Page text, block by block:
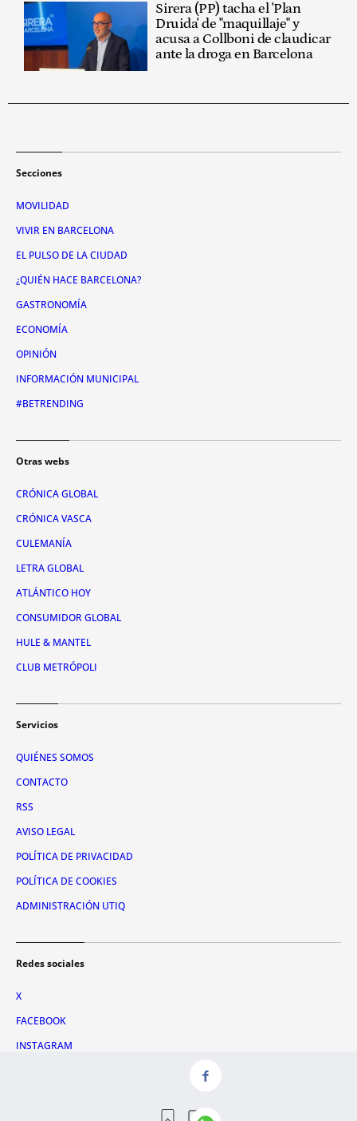
Sirera (PP) tacha el 'Plan
Druida' de "maquillaje" y
acusa a Collboni de claudicar
ante la droga en Barcelona
Secciones
MOVILIDAD
VIVIR EN BARCELONA
EL PULSO DE LA CIUDAD
¿QUIÉN HACE BARCELONA?
GASTRONOMÍA
ECONOMÍA
OPINIÓN
INFORMACIÓN MUNICIPAL
#BETRENDING
Otras webs
CRÓNICA GLOBAL
CRÓNICA VASCA
CULEMANÍA
LETRA GLOBAL
ATLÁNTICO HOY
CONSUMIDOR GLOBAL
HULE & MANTEL
CLUB METRÓPOLI
Servicios
QUIÉNES SOMOS
CONTACTO
RSS
AVISO LEGAL
POLÍTICA DE PRIVACIDAD
POLÍTICA DE COOKIES
ADMINISTRACIÓN UTIQ
Redes sociales
X
FACEBOOK
INSTAGRAM